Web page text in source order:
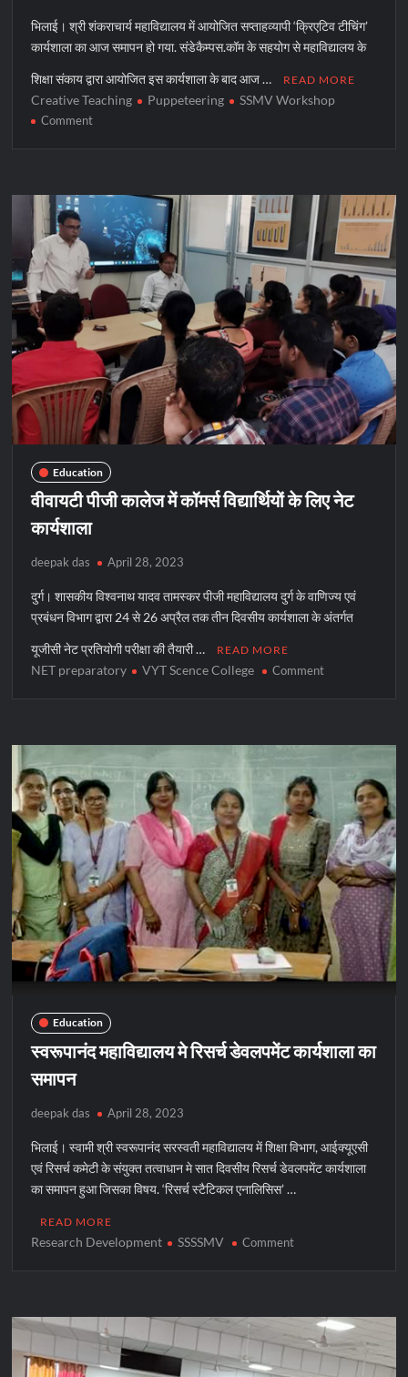
भिलाई। श्री शंकराचार्य महाविद्यालय में आयोजित सप्ताहव्यापी ‘क्रिएटिव टीचिंग’
कार्यशाला का आज समापन हो गया. संडेकैम्पस.कॉम के सहयोग से महाविद्यालय के
शिक्षा संकाय द्वारा आयोजित इस कार्यशाला के बाद आज … READ MORE
Creative Teaching Puppeteering SSMV Workshop
Commenton
में
कठपुतलियों
ने
सुनाई
कहानी
Education
वीवायटी पीजी कालेज में कॉमर्स विद्यार्थियों के लिए नेट
कार्यशाला
deepak das April 28, 2023
दुर्ग। शासकीय विश्वनाथ यादव तामस्कर पीजी महाविद्यालय दुर्ग के वाणिज्य एवं
प्रबंधन विभाग द्वारा 24 से 26 अप्रैल तक तीन दिवसीय कार्यशाला के अंतर्गत
यूजीसी नेट प्रतियोगी परीक्षा की तैयारी … READ MORE
NET preparatory VYT Scence College Commenton
में
विद्यार्थियों
लिए
नेट
कार्यशाला
Education
स्वरूपानंद महाविद्यालय मे रिसर्च डेवलपमेंट कार्यशाला का
समापन
deepak das April 28, 2023
भिलाई। स्वामी श्री स्वरूपानंद सरस्वती महाविद्यालय में शिक्षा विभाग, आईक्यूएसी
एवं रिसर्च कमेटी के संयुक्त तत्वाधान मे सात दिवसीय रिसर्च डेवलपमेंट कार्यशाला
का समापन हुआ जिसका विषय. ‘रिसर्च स्टैटिकल एनालिसिस‌’ …
READ MORE
Research Development SSSSMV Commenton
रिसर्च
डेवलपमेंट
कार्यशाला